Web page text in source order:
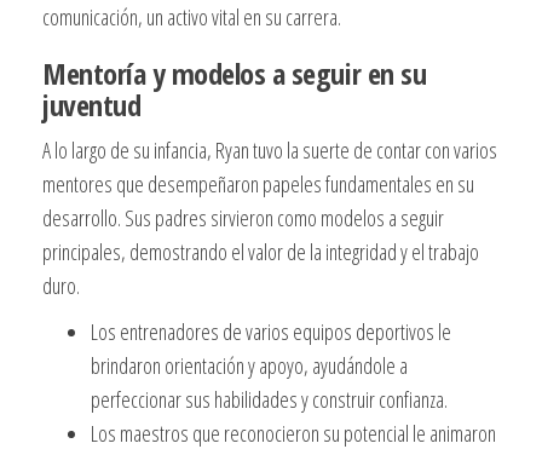
comunicación, un activo vital en su carrera.
Mentoría y modelos a seguir en su
juventud
A lo largo de su infancia, Ryan tuvo la suerte de contar con varios
mentores que desempeñaron papeles fundamentales en su
desarrollo. Sus padres sirvieron como modelos a seguir
principales, demostrando el valor de la integridad y el trabajo
duro.
Los entrenadores de varios equipos deportivos le
brindaron orientación y apoyo, ayudándole a
perfeccionar sus habilidades y construir confianza.
Los maestros que reconocieron su potencial le animaron